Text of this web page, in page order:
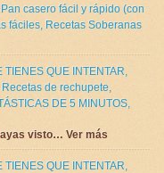
Pan casero fácil y rápido (con
fáciles, Recetas Soberanas
QUE INTENTAR,
Recetas de rechupete,
DE 5 MINUTOS,
visto… Ver más
QUE INTENTAR,